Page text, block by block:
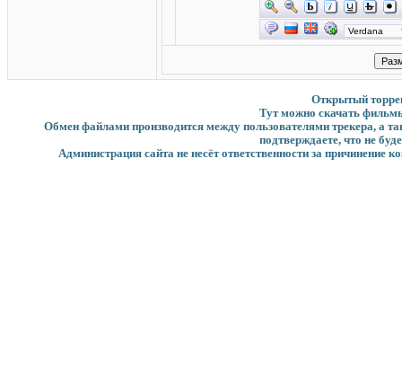
Открытый
Тут можно скачать
Обмен файлами производится между пользователями трекера, а
подтверждаете, что не
Администрация сайта не несёт ответственности за причинение